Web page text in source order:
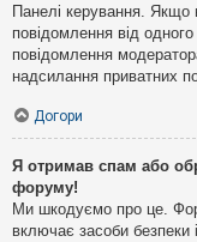
Панелі керування. Якщо
повідомлення від
повідомлення
надсилання приватних
Догори
Я отримав спам або
форуму!
Ми шкодуємо про це.
включає засоби безпеки